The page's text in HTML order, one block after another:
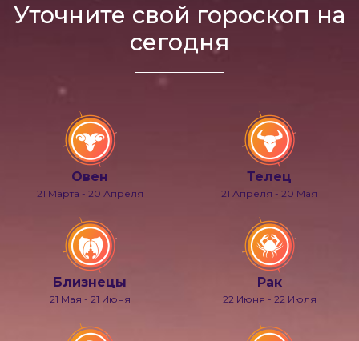
Уточните свой гороскоп на
сегодня
Овен
21 Марта - 20 Апреля
Телец
21 Апреля - 20 Мая
Близнецы
21 Мая - 21 Июня
Рак
22 Июня - 22 Июля